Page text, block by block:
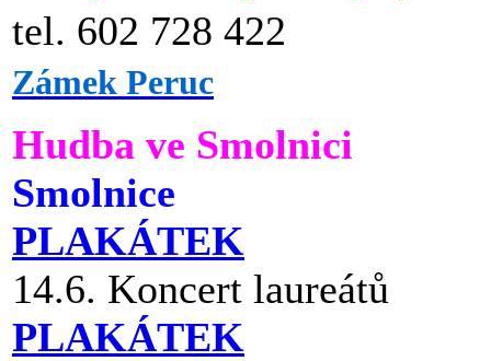
tel. 602 728 422
Zámek Peruc
Hudba ve Smolnici
Smolnice
PLAKÁTEK
14.6. Koncert laureátů
PLAKÁTEK